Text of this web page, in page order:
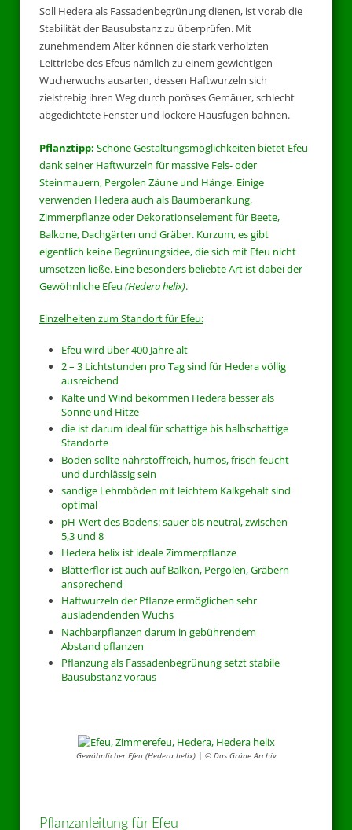
Soll Hedera als Fassadenbegrünung dienen, ist vorab die
Stabilität der Bausubstanz zu überprüfen. Mit
zunehmendem Alter können die stark verholzten
Leittriebe des Efeus nämlich zu einem gewichtigen
Wucherwuchs ausarten, dessen Haftwurzeln sich
zielstrebig ihren Weg durch poröses Gemäuer, schlecht
abgedichtete Fenster und lockere Hausfugen bahnen.
Pflanztipp: Schöne Gestaltungsmöglichkeiten bietet Efeu
dank seiner Haftwurzeln für massive Fels- oder
Steinmauern, Pergolen Zäune und Hänge. Einige
verwenden Hedera auch als Baumberankung,
Zimmerpflanze oder Dekorationselement für Beete,
Balkone, Dachgärten und Gräber. Kurzum, es gibt
eigentlich keine Begrünungsidee, die sich mit Efeu nicht
umsetzen ließe. Eine besonders beliebte Art ist dabei der
Gewöhnliche Efeu (Hedera helix).
Einzelheiten zum Standort für Efeu:
Efeu wird über 400 Jahre alt
2 – 3 Lichtstunden pro Tag sind für Hedera völlig
ausreichend
Kälte und Wind bekommen Hedera besser als
Sonne und Hitze
die ist darum ideal für schattige bis halbschattige
Standorte
Boden sollte nährstoffreich, humos, frisch-feucht
und durchlässig sein
sandige Lehmböden mit leichtem Kalkgehalt sind
optimal
pH-Wert des Bodens: sauer bis neutral, zwischen
5,3 und 8
Hedera helix ist ideale Zimmerpflanze
Blätterflor ist auch auf Balkon, Pergolen, Gräbern
ansprechend
Haftwurzeln der Pflanze ermöglichen sehr
ausladendenden Wuchs
Nachbarpflanzen darum in gebührendem
Abstand pflanzen
Pflanzung als Fassadenbegrünung setzt stabile
Bausubstanz voraus
Gewöhnlicher Efeu (Hedera helix) | © Das Grüne Archiv
Pflanzanleitung für Efeu